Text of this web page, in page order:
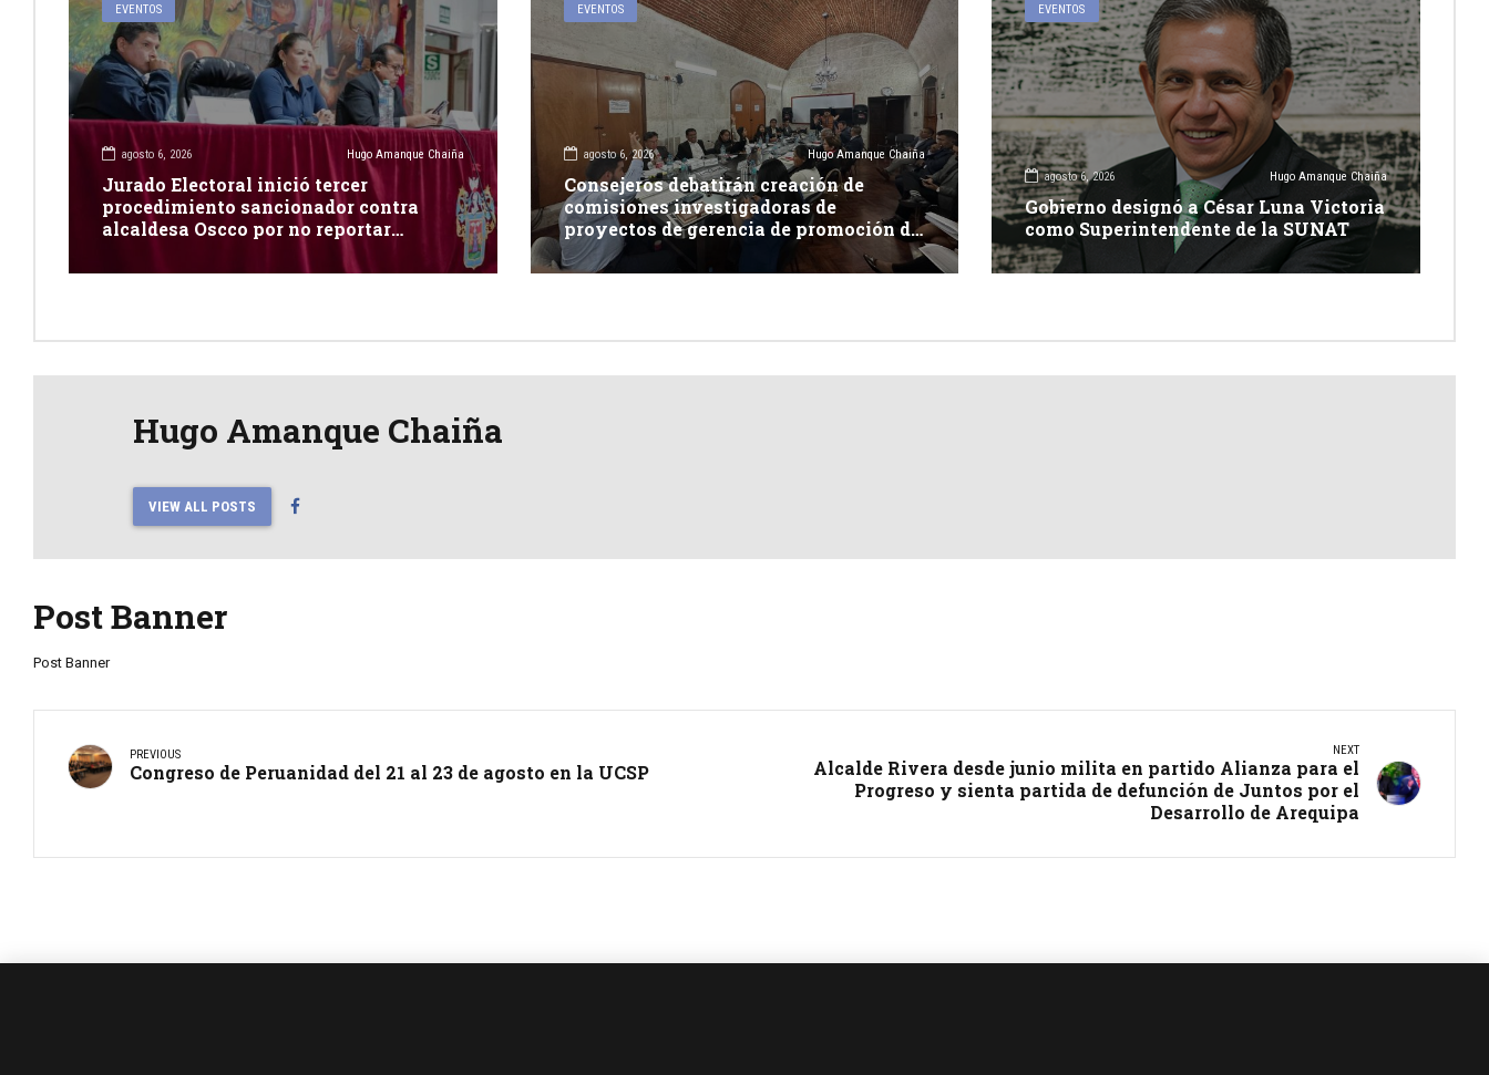
EVENTOS
agosto 6, 2026 Hugo Amanque Chaiña
Jurado Electoral inició tercer
procedimiento sancionador contra
alcaldesa Oscco por no reportar
EVENTOS
agosto 6, 2026 Hugo Amanque Chaiña
Consejeros debatirán creación de
comisiones investigadoras de
proyectos de gerencia de promoción de
inversión y carretera en Caylloma
EVENTOS
agosto 6, 2026 Hugo Amanque Chaiña
Gobierno designó a César Luna Victoria
como Superintendente de la SUNAT
Hugo Amanque Chaiña
VIEW ALL POSTS
Post Banner
Post Banner
PREVIOUS
Congreso de Peruanidad del 21 al 23 de agosto en la UCSP
NEXT
Alcalde Rivera desde junio milita en partido Alianza para el
Progreso y sienta partida de defunción de Juntos por el
Desarrollo de Arequipa